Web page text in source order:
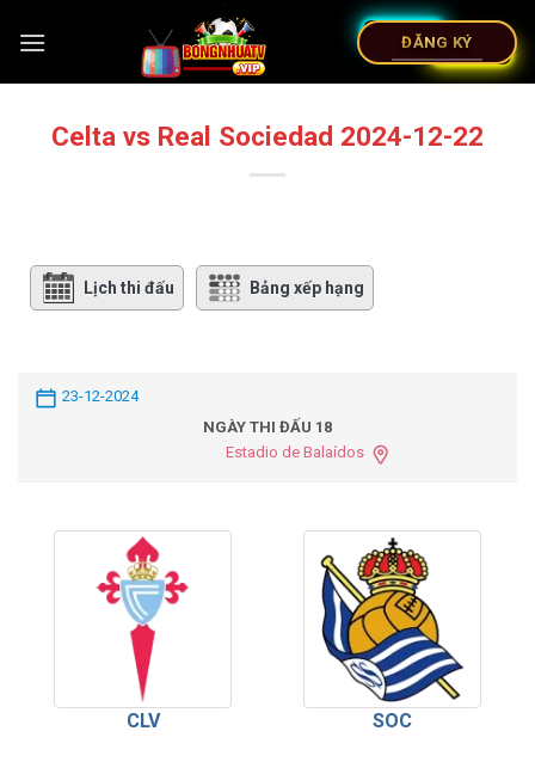
ĐĂNG KÝ
Celta vs Real Sociedad 2024-12-22
Lịch thi đấu Bảng xếp hạng
23-12-2024
NGÀY THI ĐẤU 18
Estadio de Balaídos
CLV SOC